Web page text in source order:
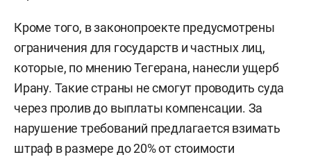
Кроме того, в законопроекте предусмотрены
ограничения для государств и частных лиц,
которые, по мнению Тегерана, нанесли ущерб
Ирану. Такие страны не смогут проводить суда
через пролив до выплаты компенсации. За
нарушение требований предлагается взимать
штраф в размере до 20% от стоимости